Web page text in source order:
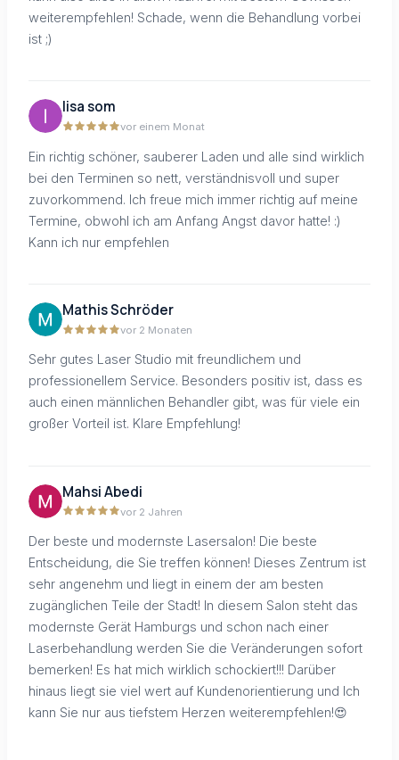
weiterempfehlen! Schade, wenn die Behandlung vorbei
ist ;)
lisa som
vor einem Monat
Ein richtig schöner, sauberer Laden und alle sind wirklich
bei den Terminen so nett, verständnisvoll und super
zuvorkommend. Ich freue mich immer richtig auf meine
Termine, obwohl ich am Anfang Angst davor hatte! :)
Kann ich nur empfehlen
Mathis Schröder
vor 2 Monaten
Sehr gutes Laser Studio mit freundlichem und
professionellem Service. Besonders positiv ist, dass es
auch einen männlichen Behandler gibt, was für viele ein
großer Vorteil ist. Klare Empfehlung!
Mahsi Abedi
vor 2 Jahren
Der beste und modernste Lasersalon! Die beste
Entscheidung, die Sie treffen können! Dieses Zentrum ist
sehr angenehm und liegt in einem der am besten
zugänglichen Teile der Stadt! In diesem Salon steht das
modernste Gerät Hamburgs und schon nach einer
Laserbehandlung werden Sie die Veränderungen sofort
bemerken! Es hat mich wirklich schockiert!!! Darüber
hinaus liegt sie viel wert auf Kundenorientierung und Ich
kann Sie nur aus tiefstem Herzen weiterempfehlen!😍